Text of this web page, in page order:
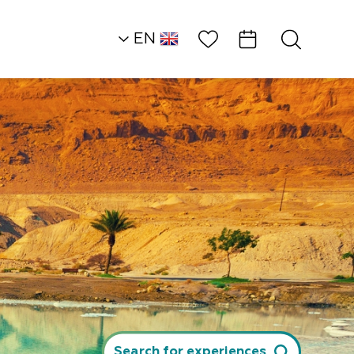
EN
HE
Heart of the Dead
Land
Attractions and
Workshops
Efrat Goren –…